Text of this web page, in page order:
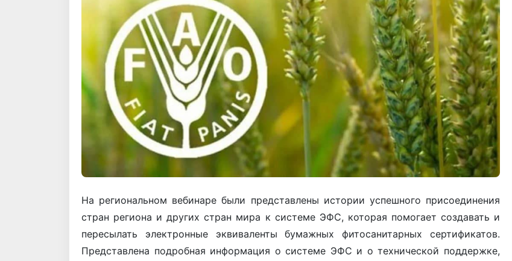
На региональном вебинаре были представлены истории успешного присоединения
стран региона и других стран мира к системе ЭФС, которая помогает создавать и
пересылать электронные эквиваленты бумажных фитосанитарных сертификатов.
Представлена подробная информация о системе ЭФС и о технической поддержке,